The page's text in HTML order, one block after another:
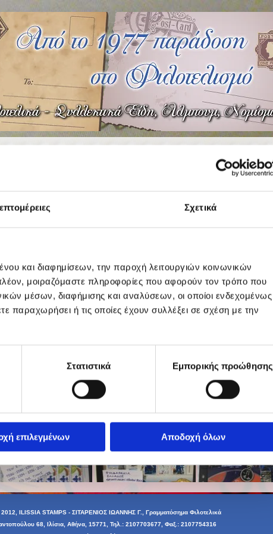
Σχετικά
και διαφημίσεων, την παροχή λειτουργιών κοινωνικών
μοιραζόμαστε πληροφορίες που αφορούν τον τρόπο που
μέσων, διαφήμισης και αναλύσεων, οι οποίοι ενδεχομένως
παραχωρήσει ή τις οποίες έχουν συλλέξει σε σχέση με την
Στατιστικά Εμπορικής προώθησης
επιλεγμένων Αποδοχή όλων
ILISSIA STAMPS - ΣΙΤΑΡΕΝΙΟΣ ΙΩΑΝΝΗΣ Γ., Γραμματόσημα Φιλοτελικά
68, Ιλίσια, Αθήνα, 15771, Τηλ.: 2107703677 , Φαξ.: 2107754316